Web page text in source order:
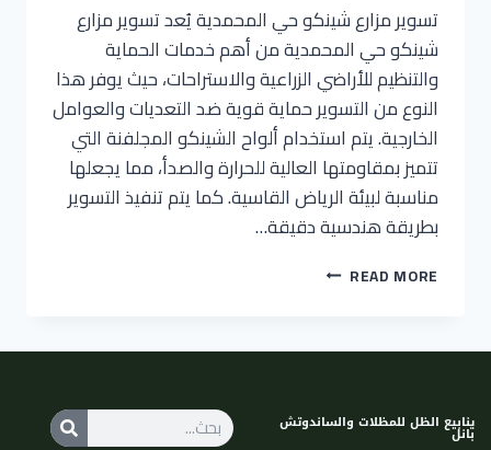
تسوير مزارع شينكو حي المحمدية يُعد تسوير مزارع
شينكو حي المحمدية من أهم خدمات الحماية
والتنظيم للأراضي الزراعية والاستراحات، حيث يوفر هذا
النوع من التسوير حماية قوية ضد التعديات والعوامل
الخارجية. يتم استخدام ألواح الشينكو المجلفنة التي
تتميز بمقاومتها العالية للحرارة والصدأ، مما يجعلها
مناسبة لبيئة الرياض القاسية. كما يتم تنفيذ التسوير
بطريقة هندسية دقيقة…
READ MORE
ينابيع الظل للمظلات والساندوتش
بانل